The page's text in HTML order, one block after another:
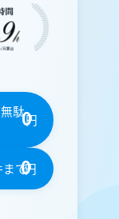
駄0円
まで0円